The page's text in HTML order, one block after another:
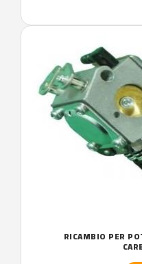
RICAMBIO PER